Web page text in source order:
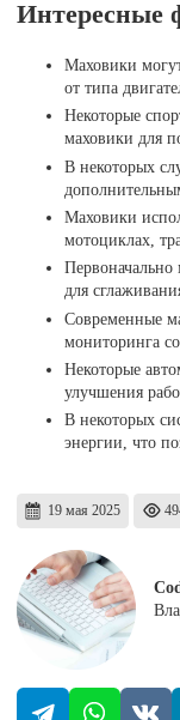
Интересные
Маховики
от типа
Некоторые
маховики для
В некоторых
Маховики
мотоциклах,
для
Современные
мониторинга
Некоторые
улучшения
В некоторых
энергии, что
19 мая 2025